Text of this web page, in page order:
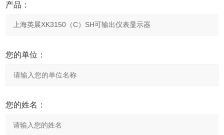
产品：
您的单位：
您的姓名：